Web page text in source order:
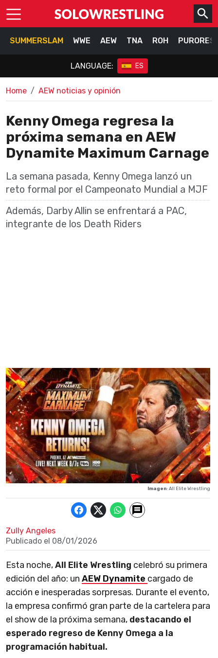
SUMMERSLAM WWE AEW TNA ROH
LANGUAGE: ES
Home AEW noticias y opinión
Kenny Omega regresa la
próxima semana en AEW
Dynamite Maximum Carnage
La semana pasada, Kenny Omega lanzó un
reto formal por el Campeonato Mundial a MJF
Además, Darby Allin se enfrentará a PAC,
integrante de los Death Riders
Imagen: All Elite Wrestling
Zully Angeles
Publicado el 08/01/2026
Esta noche,All Elite Wrestling celebró su primera
edición del año: un AEW Dynamite cargado de
acción e inesperadas sorpresas. Durante el evento,
la empresa confirmó gran parte de la cartelera para
el show de la próxima semana, destacando el
esperado regreso de Kenny Omega a la
programación habitual.